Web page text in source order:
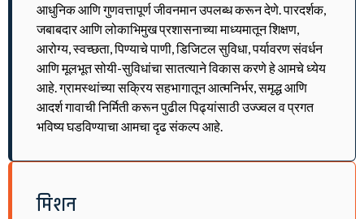
आधुनिक आणि गुणवत्तापूर्ण जीवनमान उपलब्ध करून देणे. पारदर्शक,
जबाबदार आणि लोकाभिमुख प्रशासनाच्या माध्यमातून शिक्षण,
आरोग्य, स्वच्छता, पिण्याचे पाणी, डिजिटल सुविधा, पर्यावरण संवर्धन
आणि मूलभूत सोयी-सुविधांचा सातत्याने विकास करणे हे आमचे ध्येय
आहे. ग्रामस्थांच्या सक्रिय सहभागातून आत्मनिर्भर, समृद्ध आणि
आदर्श गावाची निर्मिती करून पुढील पिढ्यांसाठी उज्ज्वल व प्रगत
भविष्य घडविण्याचा आमचा दृढ संकल्प आहे.
मिशन